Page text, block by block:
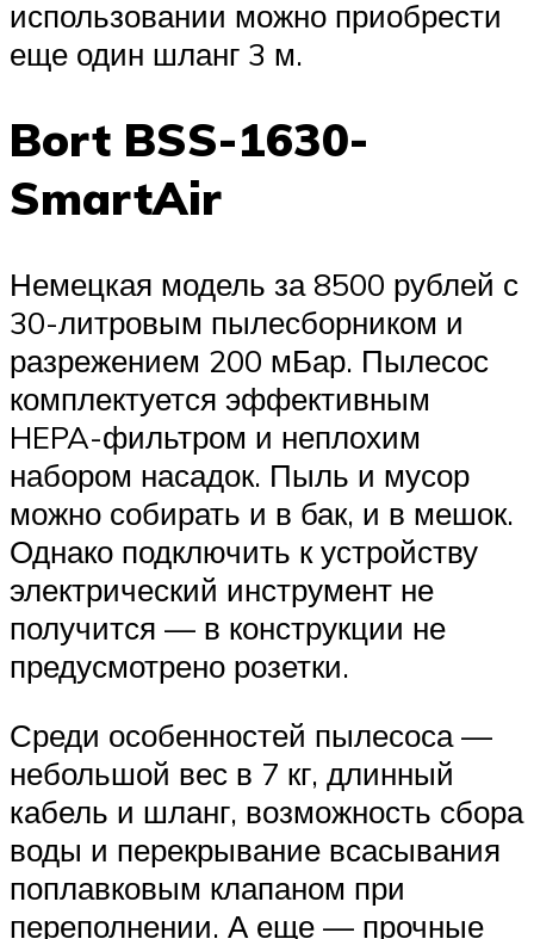
использовании можно приобрести
еще один шланг 3 м.
Bort BSS-1630-
SmartAir
Немецкая модель за 8500 рублей с
30-литровым пылесборником и
разрежением 200 мБар. Пылесос
комплектуется эффективным
HEPA-фильтром и неплохим
набором насадок. Пыль и мусор
можно собирать и в бак, и в мешок.
Однако подключить к устройству
электрический инструмент не
получится — в конструкции не
предусмотрено розетки.
Среди особенностей пылесоса —
небольшой вес в 7 кг, длинный
кабель и шланг, возможность сбора
воды и перекрывание всасывания
поплавковым клапаном при
переполнении. А еще — прочные